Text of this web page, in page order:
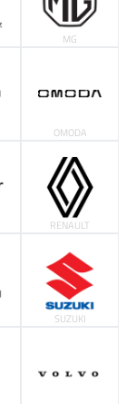
MG
OMODA
RENAULT
SUZUKI